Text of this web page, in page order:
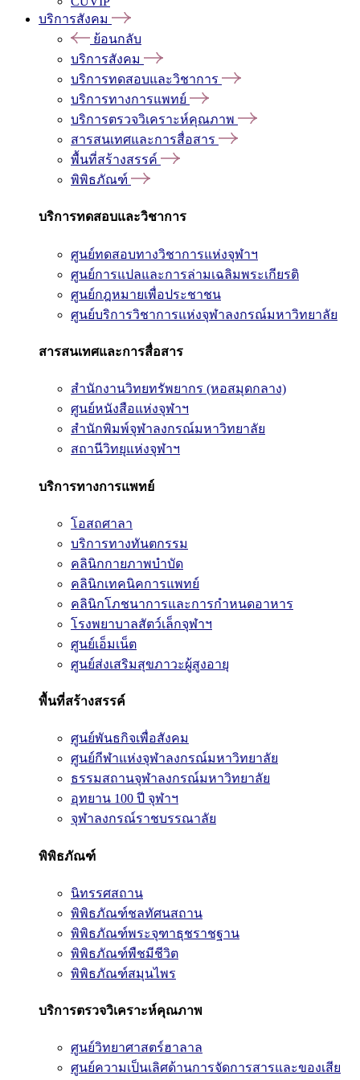
บริการสังคม
ย้อนกลับ
บริการสังคม
บริการทดสอบและวิชาการ
บริการทางการแพทย์
บริการตรวจวิเคราะห์คุณภาพ
สารสนเทศและการสื่อสาร
พื้นที่สร้างสรรค์
พิพิธภัณฑ์
บริการทดสอบและวิชาการ
ศูนย์ทดสอบทางวิชาการแห่งจุฬาฯ
ศูนย์การแปลและการล่ามเฉลิมพระเกียรติ
ศูนย์กฎหมายเพื่อประชาชน
ศูนย์บริการวิชาการแห่งจุฬาลงกรณ์มหาวิทยาลัย
สารสนเทศและการสื่อสาร
สำนักงานวิทยทรัพยากร (หอสมุดกลาง)
ศูนย์หนังสือแห่งจุฬาฯ
สำนักพิมพ์จุฬาลงกรณ์มหาวิทยาลัย
สถานีวิทยุแห่งจุฬาฯ
บริการทางการแพทย์
โอสถศาลา
บริการทางทันตกรรม
คลินิกกายภาพบำบัด
คลินิกเทคนิคการแพทย์
คลินิกโภชนาการและการกำหนดอาหาร
โรงพยาบาลสัตว์เล็กจุฬาฯ
ศูนย์เอ็มเน็ต
ศูนย์ส่งเสริมสุขภาวะผู้สูงอายุ
พื้นที่สร้างสรรค์
ศูนย์พันธกิจเพื่อสังคม
ศูนย์กีฬาแห่งจุฬาลงกรณ์มหาวิทยาลัย
ธรรมสถานจุฬาลงกรณ์มหาวิทยาลัย
อุทยาน 100 ปี จุฬาฯ
จุฬาลงกรณ์ราชบรรณาลัย
พิพิธภัณฑ์
นิทรรศสถาน
พิพิธภัณฑ์ชลทัศนสถาน
พิพิธภัณฑ์พระจุฑาธุชราชฐาน
พิพิธภัณฑ์พืชมีชีวิต
พิพิธภัณฑ์สมุนไพร
บริการตรวจวิเคราะห์คุณภาพ
ศูนย์วิทยาศาสตร์ฮาลาล
ศูนย์ความเป็นเลิศด้านการจัดการสารและของเสีย